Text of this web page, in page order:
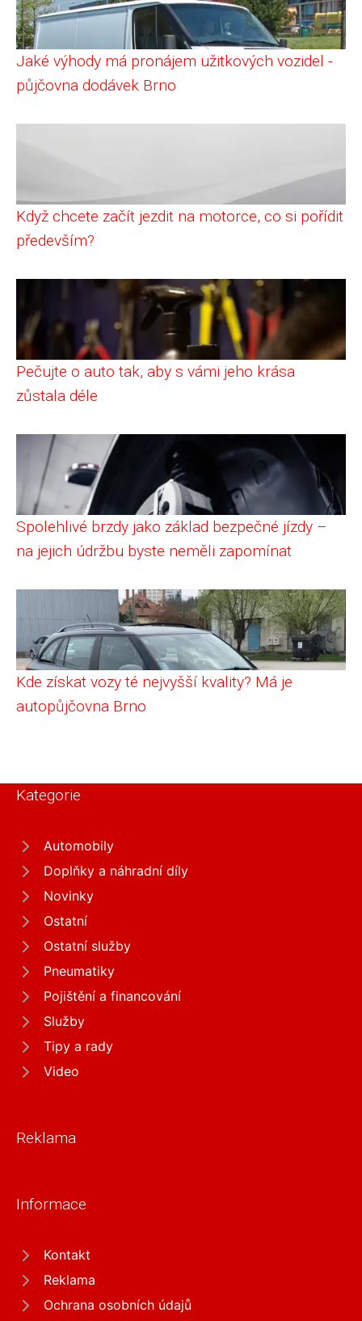
Jaké výhody má pronájem užitkových vozidel -
půjčovna dodávek Brno
Když chcete začít jezdit na motorce, co si pořídit
především?
Pečujte o auto tak, aby s vámi jeho krása
zůstala déle
Spolehlivé brzdy jako základ bezpečné jízdy –
na jejich údržbu byste neměli zapomínat
Kde získat vozy té nejvyšší kvality? Má je
autopůjčovna Brno
Kategorie
Automobily
Doplňky a náhradní díly
Novinky
Ostatní
Ostatní služby
Pneumatiky
Pojištění a financování
Služby
Tipy a rady
Video
Reklama
Informace
Kontakt
Reklama
Ochrana osobních údajů